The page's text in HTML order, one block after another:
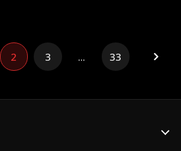
พร้อมๆ กัน... โดยในสายตาคนอื่นเขายังเป็น
เพียงแค่คนสวนเท่านั้น
โต๊ะอีกด้วย
2 3 ... 33